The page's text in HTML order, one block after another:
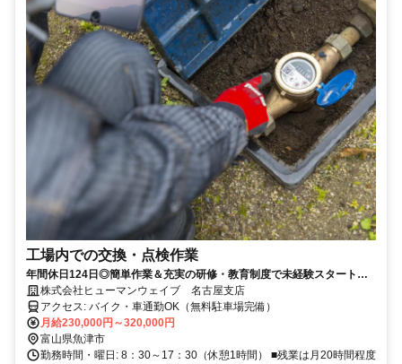
工場内での交換・点検作業
年間休日124日◎簡単作業＆充実の研修・教育制度で未経験スタートも
安心◎UIターン支援あり
株式会社ヒューマンウェイブ 名古屋支店
アクセス: バイク・車通勤OK（無料駐車場完備）
月給230,000円～320,000円
富山県魚津市
勤務時間・曜日: 8：30～17：30（休憩1時間） ■残業は月20時間程度